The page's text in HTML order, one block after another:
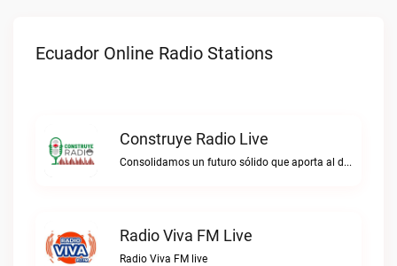
Ecuador Online Radio Stations
Construye Radio Live
Consolidamos un futuro sólido que aporta al desarrollo.Construye Radio live
Radio Viva FM Live
Radio Viva FM live